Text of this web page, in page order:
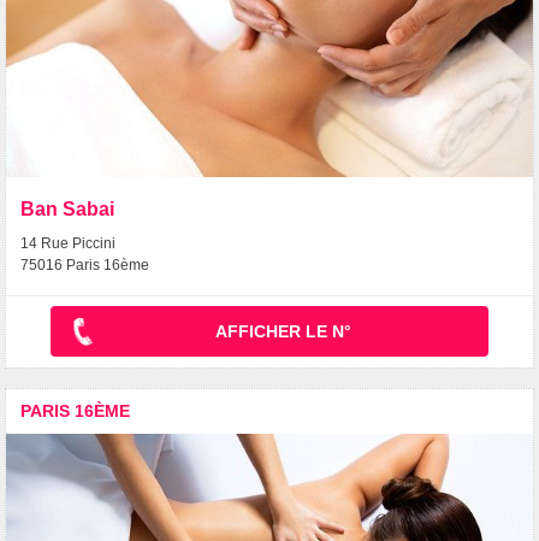
Ban Sabai
14 Rue Piccini
75016 Paris 16ème
AFFICHER LE N°
PARIS 16ÈME